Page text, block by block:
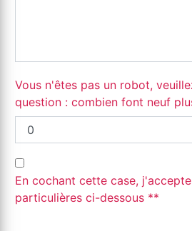
Vous n'êtes pas un robot,
question : combien font neuf
En cochant cette case,
particulières ci-dessous **